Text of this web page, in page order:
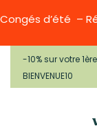
Congés d’été –
-10% sur votre
BIENVENUE10